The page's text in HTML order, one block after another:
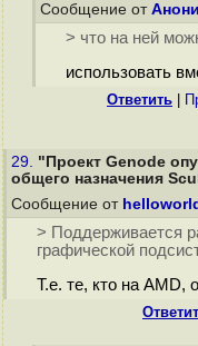
Сообщение от
> что на ней
использовать
Ответить
29. "Проект Genode
общего назначения
Сообщение от helloworld
> Поддерживается
графической
Т.е. те, кто на AMD,